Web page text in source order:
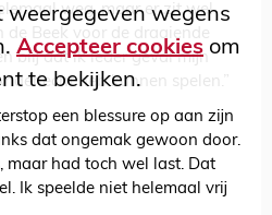
wegens
Accepteer cookies om
te bekijken.
weg, maar er zit wel
de Beek voor de draaiende
blij dat ik ieder geval mijn
heb kunnen spelen.”
een blessure op aan zijn
dat ongemak gewoon door.
maar had toch wel last. Dat
Ik speelde niet helemaal vrij